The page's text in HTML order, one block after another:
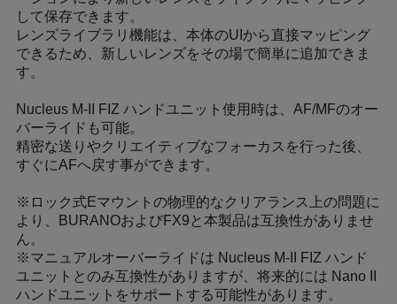
して保存できます。
レンズライブラリ機能は、本体のUIから直接マッピング
できるため、新しいレンズをその場で簡単に追加できま
す。
Nucleus M-II FIZ ハンドユニット使用時は、AF/MFのオー
バーライドも可能。
精密な送りやクリエイティブなフォーカスを行った後、
すぐにAFへ戻す事ができます。
※ロック式Eマウントの物理的なクリアランス上の問題に
より、BURANOおよびFX9と本製品は互換性がありませ
ん。
※マニュアルオーバーライドは Nucleus M-II FIZ ハンド
ユニットとのみ互換性がありますが、将来的には Nano II
ハンドユニットをサポートする可能性があります。